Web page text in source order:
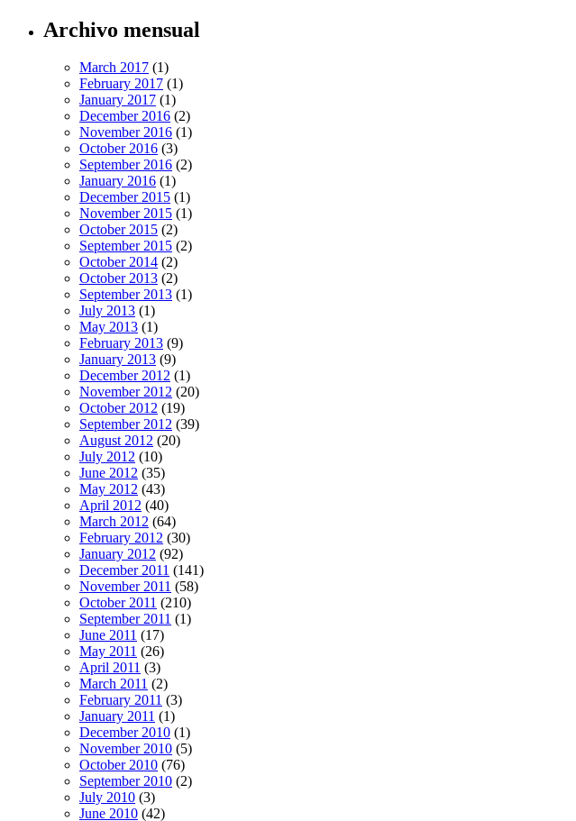
Archivo mensual
March 2017 (1)
February 2017 (1)
January 2017 (1)
December 2016 (2)
November 2016 (1)
October 2016 (3)
September 2016 (2)
January 2016 (1)
December 2015 (1)
November 2015 (1)
October 2015 (2)
September 2015 (2)
October 2014 (2)
October 2013 (2)
September 2013 (1)
July 2013 (1)
May 2013 (1)
February 2013 (9)
January 2013 (9)
December 2012 (1)
November 2012 (20)
October 2012 (19)
September 2012 (39)
August 2012 (20)
July 2012 (10)
June 2012 (35)
May 2012 (43)
April 2012 (40)
March 2012 (64)
February 2012 (30)
January 2012 (92)
December 2011 (141)
November 2011 (58)
October 2011 (210)
September 2011 (1)
June 2011 (17)
May 2011 (26)
April 2011 (3)
March 2011 (2)
February 2011 (3)
January 2011 (1)
December 2010 (1)
November 2010 (5)
October 2010 (76)
September 2010 (2)
July 2010 (3)
June 2010 (42)